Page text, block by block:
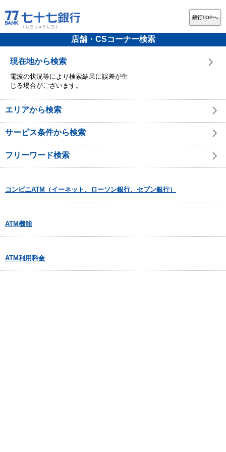
銀行TOPへ
店舗・CSコーナー検索
現在地から検索
電波の状況等により検索結果に誤差が生
じる場合がございます。
エリアから検索
サービス条件から検索
フリーワード検索
コンビニATM（イーネット、ローソン銀行、セブン銀行）
ATM機能
ATM利用料金